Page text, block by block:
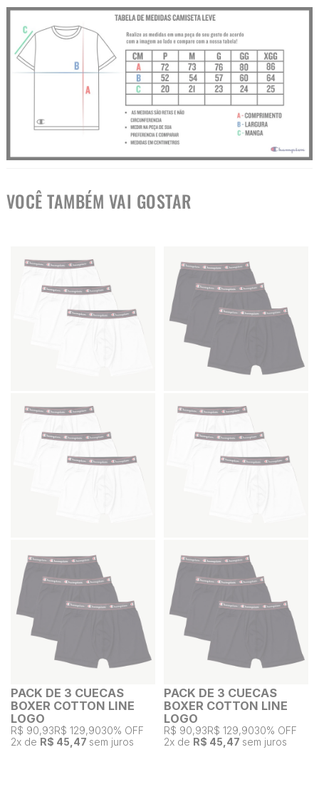
VOCÊ TAMBÉM VAI GOSTAR
PACK DE 3 CUECAS
BOXER COTTON LINE
LOGO
R$ 90,93R$ 129,9030% OFF
2x de R$ 45,47 sem juros
PACK DE 3 CUECAS
BOXER COTTON LINE
LOGO
R$ 90,93R$ 129,9030% OFF
2x de R$ 45,47 sem juros